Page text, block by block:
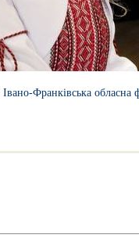
Івано-Франківська обласна